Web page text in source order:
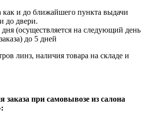
как и до ближайшего пункта выдачи
до двери.
(осуществляется на следующий день
до 5 дней
линз, наличия товара на складе и
заказа при самовывозе из салона